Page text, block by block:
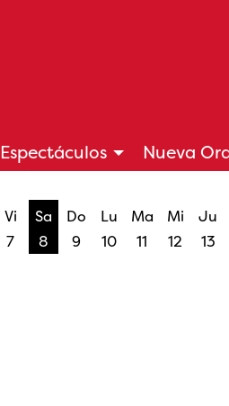
Espectáculos Nueva
Vi
7
Sa
8
Do
9
Lu
10
Ma
11
Mi
12
Ju
13